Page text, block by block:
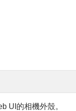
UI的相機外殼。